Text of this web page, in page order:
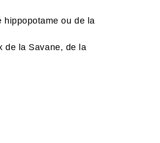
hippopotame ou de la
de la Savane, de la